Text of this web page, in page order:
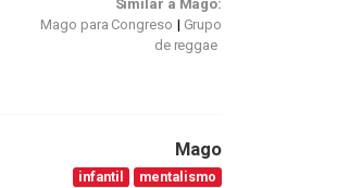
Similar a Mago:
Mago para Congreso
Grupo
de reggae
Mago
infantil mentalismo